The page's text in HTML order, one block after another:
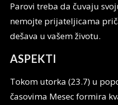
Parovi treba da čuvaju
nemojte prijateljicama
dešava u vašem životu.
ASPEKTI
Tokom utorka (23.7) u
časovima Mesec formira